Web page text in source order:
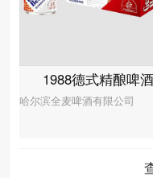
1988德式精酿啤酒
哈尔滨全麦啤酒有限公司